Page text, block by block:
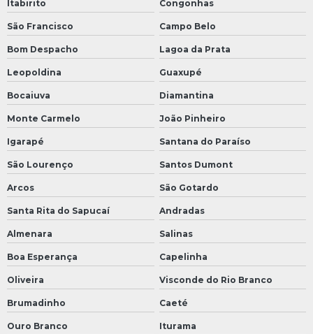
Itabirito Congonhas
São Francisco Campo Belo
Bom Despacho Lagoa da Prata
Leopoldina Guaxupé
Bocaiuva Diamantina
Monte Carmelo João Pinheiro
Igarapé Santana do Paraíso
São Lourenço Santos Dumont
Arcos São Gotardo
Santa Rita do Sapucaí Andradas
Almenara Salinas
Boa Esperança Capelinha
Oliveira Visconde do Rio Branco
Brumadinho Caeté
Ouro Branco Iturama